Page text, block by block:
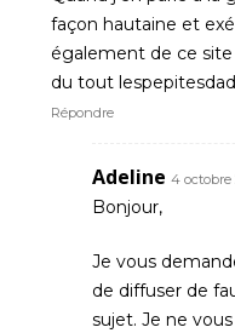
façon hautaine et
également de ce
du tout
Répondre
Adeline 4 octobre
Bonjour,
Je vous
de diffuser de
sujet. Je ne